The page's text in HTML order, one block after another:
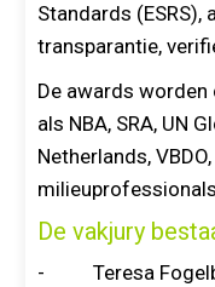
Standards
transparantie,
De awards
als NBA, SRA, UN
Netherlands,
De vakjury
- Teresa